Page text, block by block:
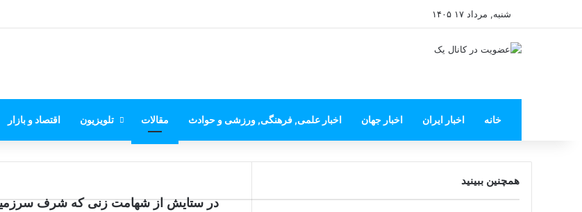
شنبه, مرداد ۱۷ ۱۴۰۵
خانه اخبار ایران اخبار جهان اخبار علمی, فرهنگی, ورزشی و حوادث مقالات تلویزیون اقتصاد و بازار
در ستایش از شهامت زنی که شرف
همچنین ببینید